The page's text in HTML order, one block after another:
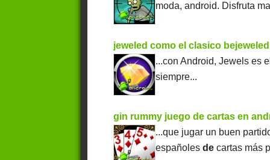
moda, android. Disfruta
jeweled como el clasico
...con Android, Jewels es el
siempre...
gin rummy juego de cartas en
...que jugar un buen
españolesde cartas más